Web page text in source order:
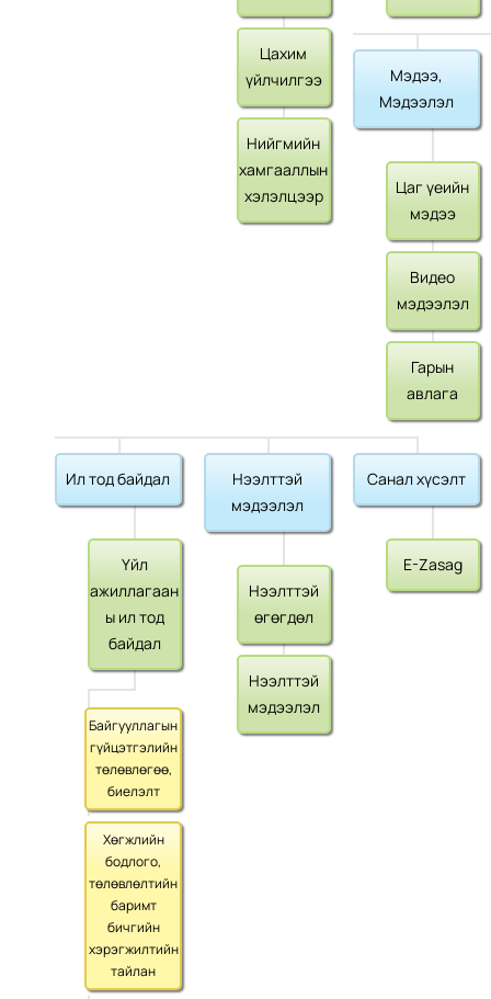
Цахим
үйлчилгээ
Нийгмийн
хамгааллын
хэлэлцээр
Мэдээ,
Мэдээлэл
Цаг үеийн
мэдээ
Видео
мэдээлэл
Гарын
авлага
Ил тод байдал
Үйл
ажиллагаан
ы ил тод
байдал
Байгууллагын
гүйцэтгэлийн
төлөвлөгөө,
биелэлт
Хөгжлийн
бодлого,
төлөвлөлтийн
баримт
бичгийн
хэрэгжилтийн
тайлан
Нээлттэй
мэдээлэл
Нээлттэй
өгөгдөл
Нээлттэй
мэдээлэл
Санал хүсэлт
E-Zasag